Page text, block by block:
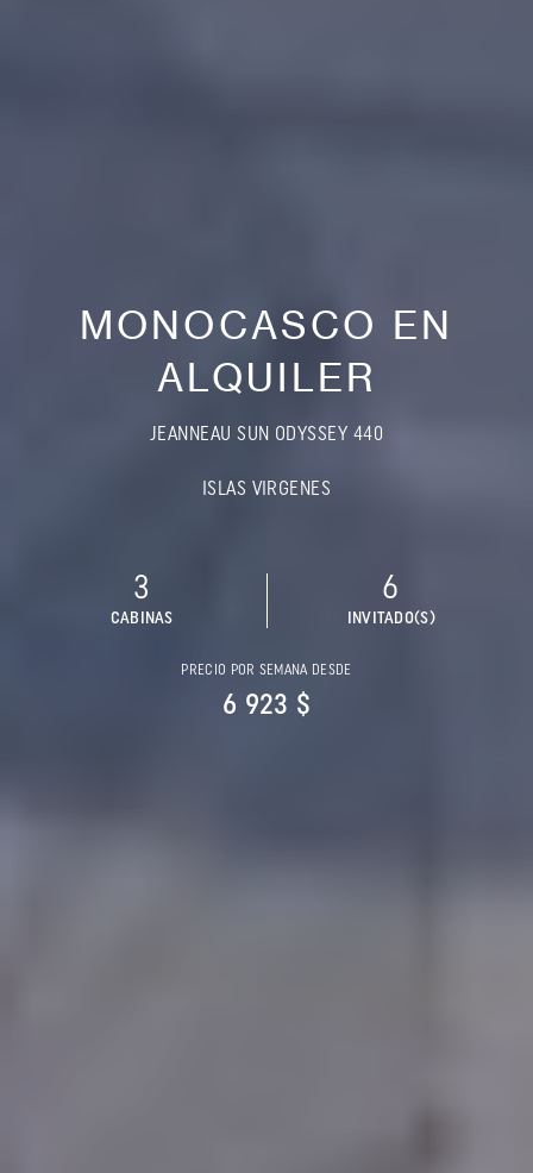
MONOCASCO EN
ALQUILER
JEANNEAU SUN ODYSSEY 440
ISLAS VIRGENES
3
CABINAS
6
INVITADO(S)
PRECIO POR SEMANA DESDE
6 923 $